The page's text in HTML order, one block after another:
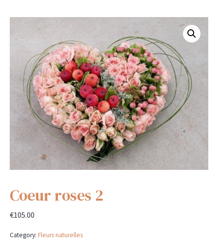
Coeur roses 2
€105.00
Category: Fleurs naturelles